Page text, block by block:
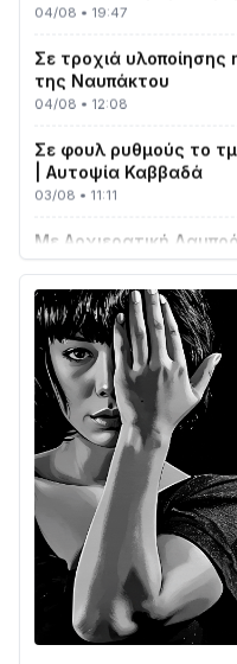
της Ναυπάκτου
04/08 • 12:08
| Αυτοψία Καββαδά
03/08 • 11:11
Μεταμορφώσεως του
03/08 • 07:45
Ενισχύεται η
με δύο νέα υδροφόρα
02/08 • 18:26
Διαβάστε την
31/07 • 08:16
Δωρίδα για Όλους:
στην ΕΥΔΑΠ»
28/07 • 21:46
Διαβάστε την
24/07 • 11:31
Γιορτή της Τράτας
Παράδοση, Χορός &